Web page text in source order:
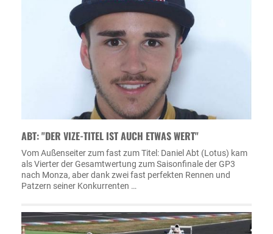
ABT: "DER VIZE-TITEL IST AUCH ETWAS WERT"
Vom Außenseiter zum fast zum Titel: Daniel Abt (Lotus) kam
als Vierter der Gesamtwertung zum Saisonfinale der GP3
nach Monza, aber dank zwei fast perfekten Rennen und
Patzern seiner Konkurrenten …